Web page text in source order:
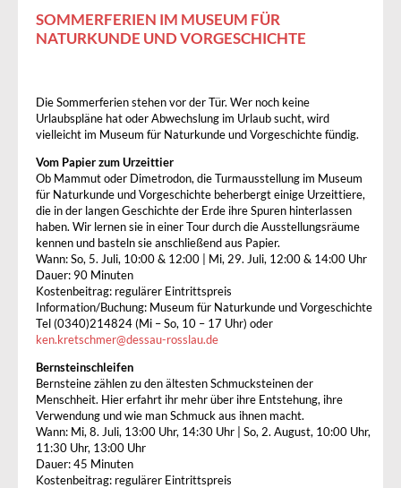
SOMMERFERIEN IM MUSEUM FÜR
NATURKUNDE UND VORGESCHICHTE
Die Sommerferien stehen vor der Tür. Wer noch keine
Urlaubspläne hat oder Abwechslung im Urlaub sucht, wird
vielleicht im Museum für Naturkunde und Vorgeschichte fündig.
Vom Papier zum Urzeittier
Ob Mammut oder Dimetrodon, die Turmausstellung im Museum
für Naturkunde und Vorgeschichte beherbergt einige Urzeittiere,
die in der langen Geschichte der Erde ihre Spuren hinterlassen
haben. Wir lernen sie in einer Tour durch die Ausstellungsräume
kennen und basteln sie anschließend aus Papier.
Wann: So, 5. Juli, 10:00 & 12:00 | Mi, 29. Juli, 12:00 & 14:00 Uhr
Dauer: 90 Minuten
Kostenbeitrag: regulärer Eintrittspreis
Information/Buchung: Museum für Naturkunde und Vorgeschichte
Tel (0340)214824 (Mi – So, 10 – 17 Uhr) oder
ken.kretschmer@dessau-rosslau.de
Bernsteinschleifen
Bernsteine zählen zu den ältesten Schmucksteinen der
Menschheit. Hier erfahrt ihr mehr über ihre Entstehung, ihre
Verwendung und wie man Schmuck aus ihnen macht.
Wann: Mi, 8. Juli, 13:00 Uhr, 14:30 Uhr | So, 2. August, 10:00 Uhr,
11:30 Uhr, 13:00 Uhr
Dauer: 45 Minuten
Kostenbeitrag: regulärer Eintrittspreis